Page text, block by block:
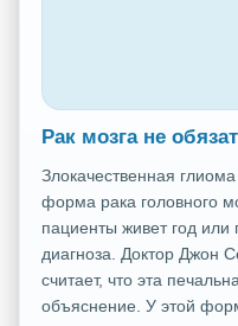
Рак мозга не
Злокачественная
форма рака головного
пациенты живет год или
диагноза. Доктор Джон
считает, что эта
объяснение. У этой